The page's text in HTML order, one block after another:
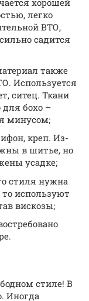
хорошей
легко
ВТО,
садится
также
Используется
ситец. Ткани
для бохо –
минусом;
креп. Из-
в шитье, но
усадке;
стиля нужна
используют
вискозы;
стиле! В
Иногда